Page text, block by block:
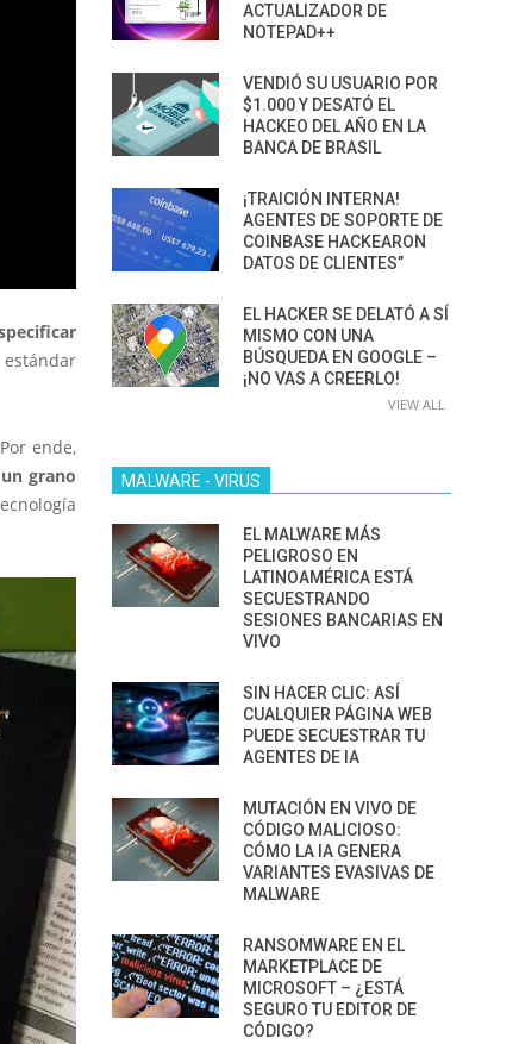
ende,
grano
ACTUALIZADOR DE
NOTEPAD++
VENDIÓ SU USUARIO POR
$1.000 Y DESATÓ EL
HACKEO DEL AÑO EN LA
BANCA DE BRASIL
¡TRAICIÓN INTERNA!
AGENTES DE SOPORTE DE
COINBASE HACKEARON
DATOS DE CLIENTES”
EL HACKER SE DELATÓ A SÍ
MISMO CON UNA
BÚSQUEDA EN GOOGLE –
¡NO VAS A CREERLO!
VIEW ALL
MALWARE - VIRUS
EL MALWARE MÁS
PELIGROSO EN
LATINOAMÉRICA ESTÁ
SECUESTRANDO
SESIONES BANCARIAS EN
VIVO
SIN HACER CLIC: ASÍ
CUALQUIER PÁGINA WEB
PUEDE SECUESTRAR TU
AGENTES DE IA
MUTACIÓN EN VIVO DE
CÓDIGO MALICIOSO:
CÓMO LA IA GENERA
VARIANTES EVASIVAS DE
MALWARE
RANSOMWARE EN EL
MARKETPLACE DE
MICROSOFT – ¿ESTÁ
SEGURO TU EDITOR DE
CÓDIGO?